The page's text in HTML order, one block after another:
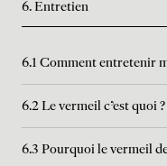
6. Entretien
6.1 Comment entretenir
6.2 Le vermeil c'est quoi ?
6.3 Pourquoi le vermeil